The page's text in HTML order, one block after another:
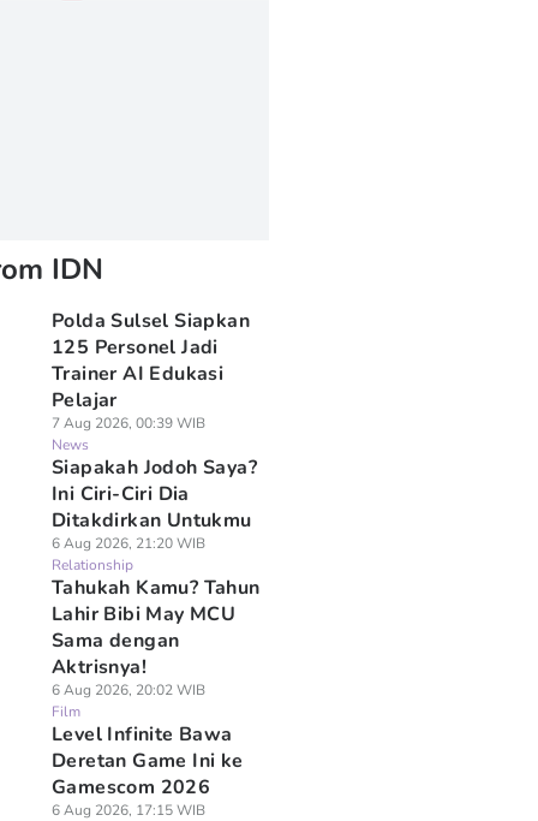
IDN
Polda Sulsel Siapkan
125 Personel Jadi
Trainer AI Edukasi
Pelajar
7 Aug 2026, 00:39 WIB
News
Siapakah Jodoh Saya?
Ini Ciri-Ciri Dia
Ditakdirkan Untukmu
6 Aug 2026, 21:20 WIB
Relationship
Tahukah Kamu? Tahun
Lahir Bibi May MCU
Sama dengan
Aktrisnya!
6 Aug 2026, 20:02 WIB
Film
Level Infinite Bawa
Deretan Game Ini ke
Gamescom 2026
6 Aug 2026, 17:15 WIB